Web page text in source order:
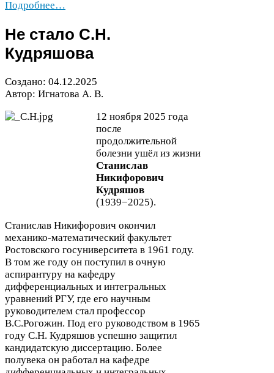
Подробнее…
Не стало С.Н.
Кудряшова
Создано: 04.12.2025
Автор: Игнатова А. В.
12 ноября 2025 года
после
продолжительной
болезни ушёл из жизни
Станислав
Никифорович
Кудряшов
(1939−2025).
Станислав Никифорович окончил
механико-​математический факультет
Ростовского госуниверситета в 1961 году.
В том же году он поступил в очную
аспирантуру на кафедру
дифференциальных и интегральных
уравнений РГУ, где его научным
руководителем стал профессор
В.С.Рогожин. Под его руководством в 1965
году С.Н. Кудряшов успешно защитил
кандидатскую диссертацию. Более
полувека он работал на кафедре